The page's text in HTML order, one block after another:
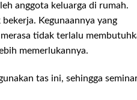
anggota keluarga di rumah.
Kegunaannya yang
tidak terlalu
memerlukannya.
tas ini, sehingga